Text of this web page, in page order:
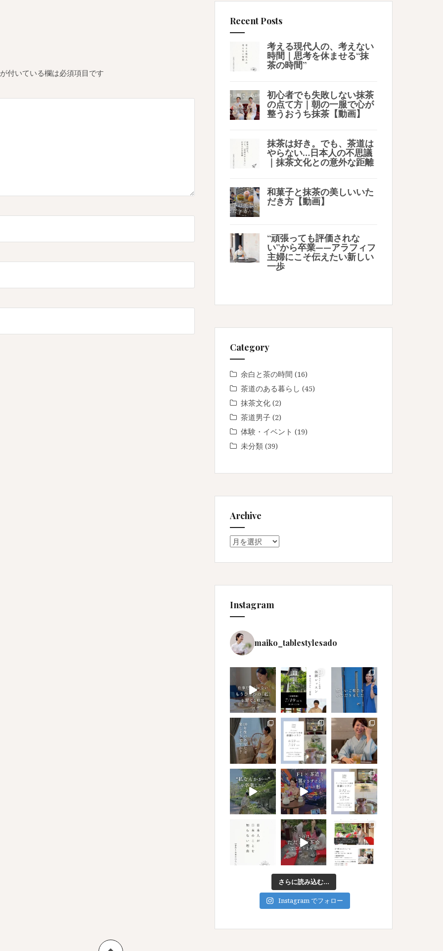
付いている欄は必須項目です
Recent Posts
考える現代人の、考えない
時間｜思考を休ませる“抹
茶の時間”
初心者でも失敗しない抹茶
の点て方｜朝の一服で心が
整うおうち抹茶【動画】
抹茶は好き。でも、茶道は
やらない…日本人の不思議
｜抹茶文化との意外な距離
和菓子と抹茶の美しいいた
だき方【動画】
“頑張っても評価されな
い”から卒業——アラフィフ
主婦にこそ伝えたい新しい
一歩
Category
余白と茶の時間 (16)
茶道のある暮らし (45)
抹茶文化 (2)
茶道男子 (2)
体験・イベント (19)
未分類 (39)
Archive
Archive
Instagram
maiko_tablestylesado
さらに読み込む...
Instagram でフォロー